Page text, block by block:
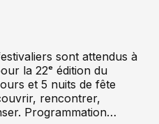
sont attendus à
la 22ᵉ édition du
et 5 nuits de fête
rencontrer,
Programmation…